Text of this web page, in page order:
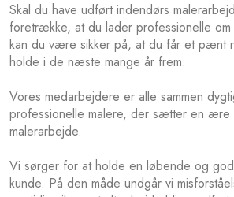
Skal du have udført indendørs
foretrække, at du lader professionelle
kan du være sikker på, at du får et pænt
holde i de næste mange år frem.
Vores medarbejdere er alle sammen
professionelle malere, der sætter en ære
malerarbejde.
​Vi sørger for at holde en løbende og
kunde. På den måde undgår vi